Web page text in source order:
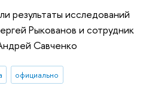
результаты исследований
Рыкованов и сотрудник
Савченко
официально